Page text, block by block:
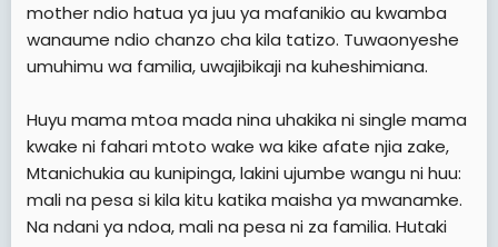
mother ndio hatua ya juu ya mafanikio au kwamba
wanaume ndio chanzo cha kila tatizo. Tuwaonyeshe
umuhimu wa familia, uwajibikaji na kuheshimiana.
Huyu mama mtoa mada nina uhakika ni single mama
kwake ni fahari mtoto wake wa kike afate njia zake,
Mtanichukia au kunipinga, lakini ujumbe wangu ni huu:
mali na pesa si kila kitu katika maisha ya mwanamke.
Na ndani ya ndoa, mali na pesa ni za familia. Hutaki